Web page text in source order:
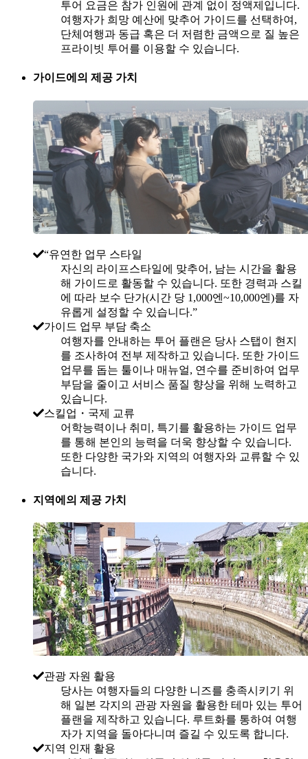
투어 요금은 참가 인원에 관계 없이 정액제입니다.
여행자가 희망 예산에 맞추어 가이드를 선택하여,
단체여행과 동급 혹은 더 저렴한 금액으로 질 높은
프라이빗 투어를 이용할 수 있습니다.
가이드에의 제공 가치
“유연한 업무 스타일
자신의 라이프스타일에 맞추어, 남는 시간을 활용
해 가이드로 활동할 수 있습니다. 또한 경력과 스킬
에 따라 보수 단가(시간 당 1,000엔~10,000엔)를 자
유롭게 설정할 수 있습니다.”
가이드 업무 부담 축소
여행자를 안내하는 투어 플랜은 당사 스탭이 현지
를 조사하여 전부 제작하고 있습니다. 또한 가이드
업무를 돕는 툴이나 매뉴얼, 연수를 준비하여 업무
부담을 줄이고 서비스 품질 향상을 위해 노력하고
있습니다.
스킬업・국제 교류
어학능력이나 취미, 특기를 활용하는 가이드 업무
를 통해 본인의 능력을 더욱 향상할 수 있습니다.
또한 다양한 국가와 지역의 여행자와 교류할 수 있
습니다.
지역에의 제공 가치
관광 자원 활용
당사는 여행자들의 다양한 니즈를 충족시키기 위
해 일본 각지의 관광 자원을 활용한 테마 있는 투어
플랜을 제작하고 있습니다. 루트화를 통하여 여행
자가 지역을 돌아다니며 즐길 수 있도록 합니다.
지역 인재 활용